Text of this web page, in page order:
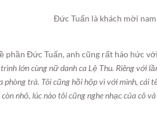
Đức Tuấn là khách mời
phần Đức Tuấn, anh cũng rất háo hức
lớn cùng nữ danh ca Lệ Thu. Riêng với
phòng trà. Tôi cũng hồi hộp vì với mình,
còn nhỏ, lúc nào tôi cũng nghe nhạc của cô